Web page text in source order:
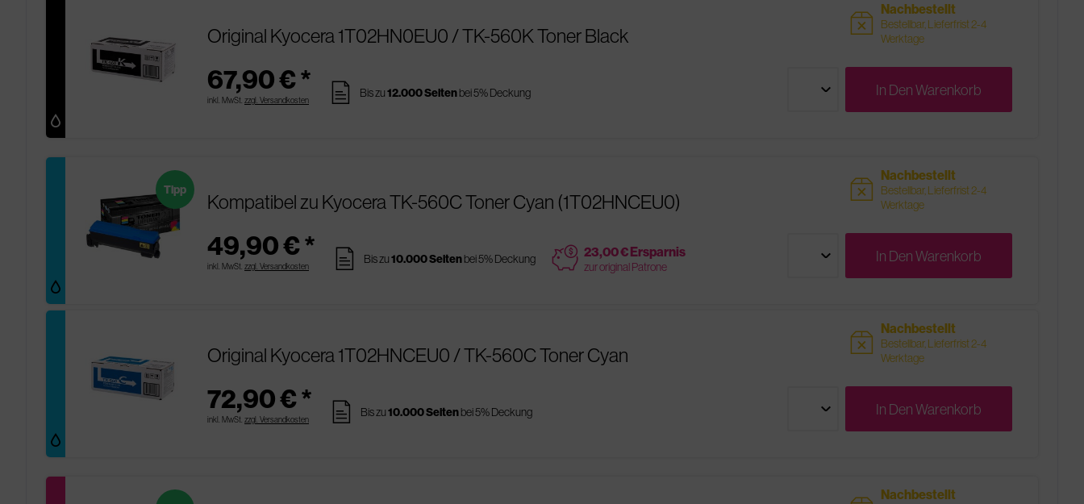
Original Kyocera 1T02HN0EU0 / TK-560K Toner Black
67,90 € *
inkl. MwSt. zzgl. Versandkosten pages Bis zu12.000 Seitenbei 5% Deckung
sold Nachbestellt
Bestellbar, Lieferfrist 2-4
Werktage
In DenWarenkorb
Kompatibel zu Kyocera TK-560C Toner Cyan (1T02HNCEU0)
49,90 € *
inkl. MwSt. zzgl. Versandkosten
Tipp
pages Bis zu10.000 Seitenbei 5% Deckung price 23,00 € Ersparnis
zur original Patrone
sold Nachbestellt
Bestellbar, Lieferfrist 2-4
Werktage
In DenWarenkorb
Original Kyocera 1T02HNCEU0 / TK-560C Toner Cyan
72,90 € *
inkl. MwSt. zzgl. Versandkosten pages Bis zu10.000 Seitenbei 5% Deckung
sold Nachbestellt
Bestellbar, Lieferfrist 2-4
Werktage
In DenWarenkorb
Nachbestellt